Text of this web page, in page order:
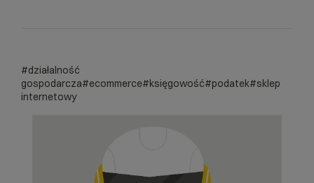
#działalność
gospodarcza#ecommerce#księgowość#podatek#sklep
internetowy